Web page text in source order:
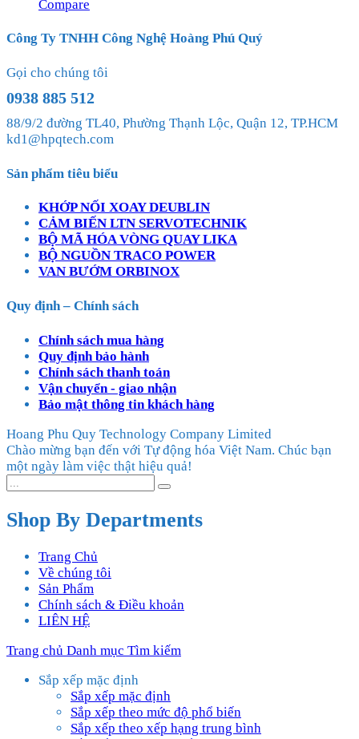
Compare
Công Ty TNHH Công Nghệ Hoàng Phú Quý
Gọi cho chúng tôi
0938 885 512
88/9/2 đường TL40, Phường Thạnh Lộc, Quận 12, TP.HCM
kd1@hpqtech.com
Sản phẩm tiêu biểu
KHỚP NỐI XOAY DEUBLIN
CẢM BIẾN LTN SERVOTECHNIK
BỘ MÃ HÓA VÒNG QUAY LIKA
BỘ NGUỒN TRACO POWER
VAN BƯỚM ORBINOX
Quy định – Chính sách
Chính sách mua hàng
Quy định bảo hành
Chính sách thanh toán
Vận chuyển - giao nhận
Bảo mật thông tin khách hàng
Hoang Phu Quy Technology Company Limited
Chào mừng bạn đến với Tự động hóa Việt Nam. Chúc bạn
một ngày làm việc thật hiệu quả!
Shop By Departments
Trang Chủ
Về chúng tôi
Sản Phẩm
Chính sách & Điều khoản
LIÊN HỆ
Trang chủ Danh mục Tìm kiếm
Sắp xếp mặc định
Sắp xếp mặc định
Sắp xếp theo mức độ phổ biến
Sắp xếp theo xếp hạng trung bình